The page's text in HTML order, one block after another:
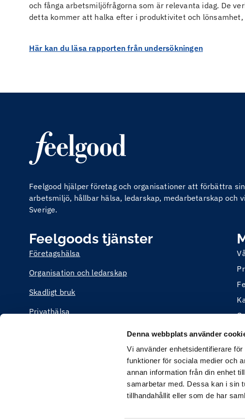
Denna webbplats använder
Vi använder enhetsidentifierare
funktioner för sociala medier och
annan information från din enhet
samarbetar med. Dessa kan i sin
tillhandahållit eller som de har
och fånga arbetsmiljöfrågorna som är relevanta idag. De
detta kommer att halka efter i produktivitet och
Här kan du läsa rapporten från undersökningen
Feelgood hjälper företag och organisationer att förbättra
arbetsmiljö, hållbar hälsa, ledarskap, medarbetarskap och
Sverige.
Feelgoods tjänster
Företagshälsa
Organisation och ledarskap
Skadligt bruk
Privathälsa